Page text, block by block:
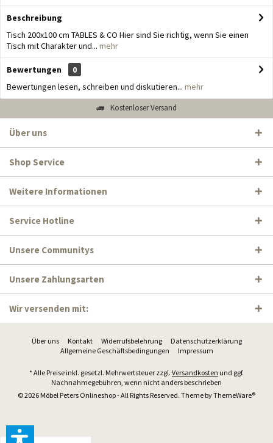
Beschreibung
Tisch 200x100 cm TABLES & CO Hier sind Sie richtig, wenn Sie einen
Tisch mit Charakter und... mehr
Bewertungen
0
Bewertungen lesen, schreiben und diskutieren... mehr
Kostenloser Versand
Über uns
Shop Service
Weitere Informationen
Service Hotline
Unsere Communitys
Unsere Zahlungsarten
Wir versenden mit:
Über uns Kontakt Widerrufsbelehrung
Datenschutzerklärung
Allgemeine Geschäftsbedingungen
Impressum
* Alle Preise inkl. gesetzl. Mehrwertsteuer zzgl. Versandkosten und ggf.
Nachnahmegebühren, wenn nicht anders beschrieben
© 2026 Möbel Peters Onlineshop - All Rights Reserved. Theme byThemeWare®